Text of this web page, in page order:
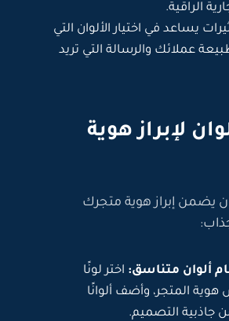
الراقية.
يساعد في اختيار الألوان التي
عملائك والرسالة التي تريد
لإبراز هوية
يضمن إبراز هوية متجرك
ألوان متناسق: اختر لونًا
المتجر، وأضف ألوانًا
جاذبية التصميم.